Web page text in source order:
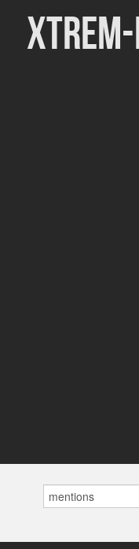
Rechercher